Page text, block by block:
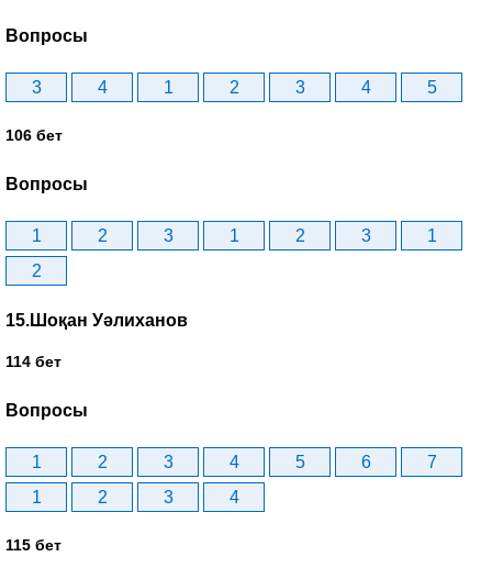
Вопросы
3 4 1 2 3 4 5
106 бет
Вопросы
1 2 3 1 2 3
1
2
15.Шоқан Уәлиханов
114 бет
Вопросы
1 2 3 4 5 6
7
1
2 3 4
115 бет